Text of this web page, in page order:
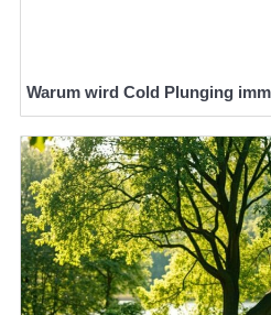
Warum wird Cold Plunging